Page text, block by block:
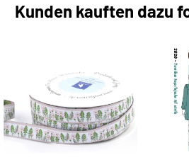
Kunden kauften dazu